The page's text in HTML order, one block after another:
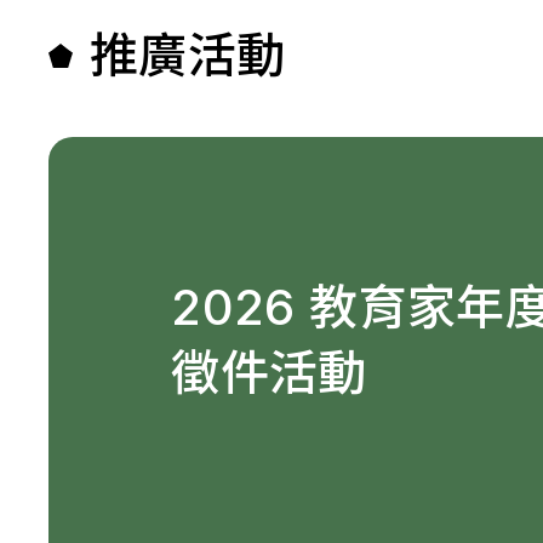
推廣活動
2026 教育家年
徵件活動